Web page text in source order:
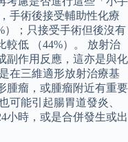
手術後接受輔助性化療
）；只接受手術但後沒有
較低 （44%）。 放射治
副作用反應，這亦是與化
在三維適形放射治療基
腫瘤，或腫瘤附近有重要
可能引起腸胃道發炎、
小時，或是合併發生或出